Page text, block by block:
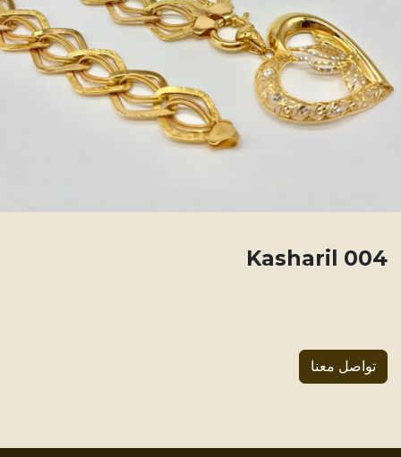
004 Kasharil
تواصل معنا